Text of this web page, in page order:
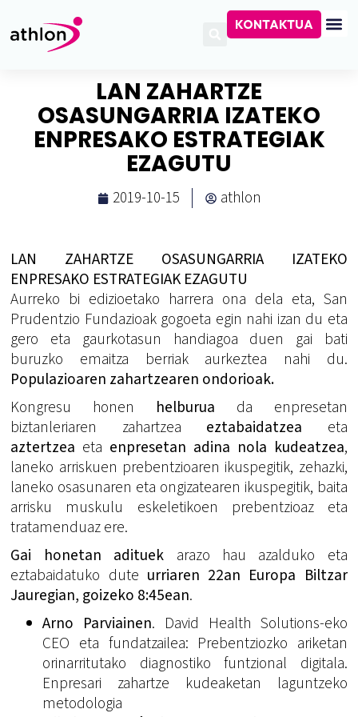
KONTAKTUA
LAN ZAHARTZE
OSASUNGARRIA IZATEKO
ENPRESAKO ESTRATEGIAK
EZAGUTU
2019-10-15 athlon
LAN ZAHARTZE OSASUNGARRIA IZATEKO
ENPRESAKO ESTRATEGIAK EZAGUTU
Aurreko bi edizioetako harrera ona dela eta, San
Prudentzio Fundazioak gogoeta egin nahi izan du eta
gero eta gaurkotasun handiagoa duen gai bati
buruzko emaitza berriak aurkeztea nahi du.
Populazioaren zahartzearen ondorioak.
Kongresu honen helburua da enpresetan
biztanleriaren zahartzea eztabaidatzea eta
aztertzea eta enpresetan adina nola kudeatzea,
laneko arriskuen prebentzioaren ikuspegitik, zehazki,
laneko osasunaren eta ongizatearen ikuspegitik, baita
arrisku muskulu eskeletikoen prebentzioaz eta
tratamenduaz ere.
Gai honetan adituek arazo hau azalduko eta
eztabaidatuko dute urriaren 22an Europa Biltzar
Jauregian, goizeko 8:45ean.
Arno Parviainen. David Health Solutions-eko
CEO eta fundatzailea: Prebentziozko ariketan
orinarritutako diagnostiko funtzional digitala.
Enpresari zahartze kudeaketan laguntzeko
metodologia